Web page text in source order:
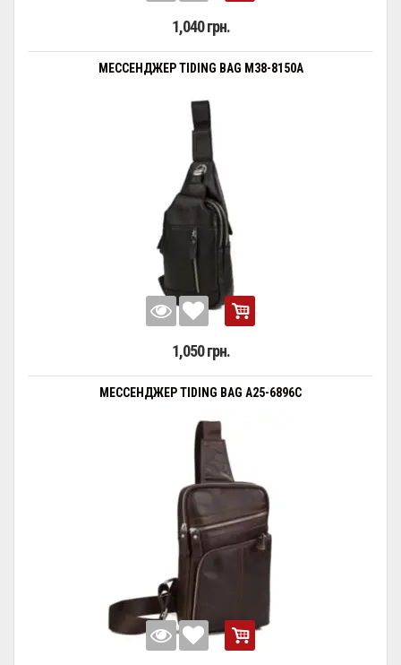
1,040 грн.
МЕССЕНДЖЕР TIDING BAG M38-8150A
1,050 грн.
МЕССЕНДЖЕР TIDING BAG A25-6896C